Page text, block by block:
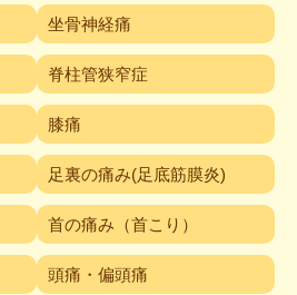
坐骨神経痛
脊柱管狭窄症
膝痛
足裏の痛み(足底筋膜炎)
首の痛み（首こり）
頭痛・偏頭痛